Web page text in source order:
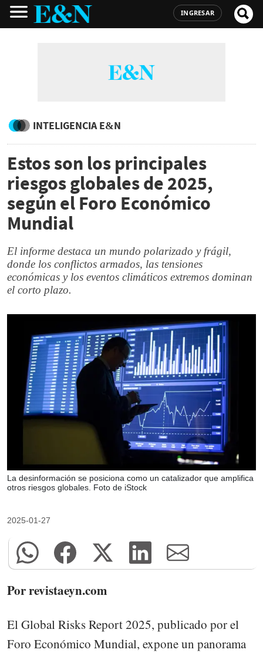
INGRESAR
INTELIGENCIA E&N
Estos son los principales
riesgos globales de 2025,
según el Foro Económico
Mundial
El informe destaca un mundo polarizado y frágil,
donde los conflictos armados, las tensiones
económicas y los eventos climáticos extremos dominan
el corto plazo.
La desinformación se posiciona como un catalizador que amplifica
otros riesgos globales. Foto de iStock
2025-01-27
Por revistaeyn.com
El Global Risks Report 2025, publicado por el
Foro Económico Mundial, expone un panorama